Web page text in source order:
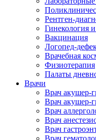
Рентген-
Гинекология
Вакцинация
Логопед-
Врачебная
Физиотерапия
Палаты
Врачи
Врач акушер-
Врач акушер-
Врач
Врач
Врач
Врач